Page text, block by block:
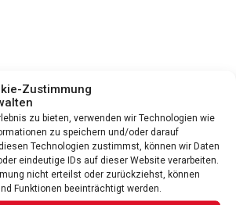
Zustimmung
zu bieten, verwenden wir Technologien wie
zu speichern und/oder darauf
Technologien zustimmst, können wir Daten
eindeutige IDs auf dieser Website verarbeiten.
nicht erteilst oder zurückziehst, können
Funktionen beeinträchtigt werden.